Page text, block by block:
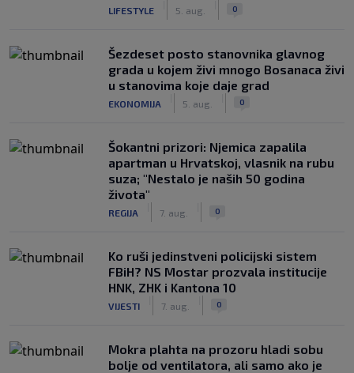
LIFESTYLE 5. aug. 0
Šezdeset posto stanovnika glavnog
grada u kojem živi mnogo Bosanaca živi
u stanovima koje daje grad
EKONOMIJA 5. aug. 0
Šokantni prizori: Njemica zapalila
apartman u Hrvatskoj, vlasnik na rubu
suza; "Nestalo je naših 50 godina
života"
REGIJA 7. aug. 0
Ko ruši jedinstveni policijski sistem
FBiH? NS Mostar prozvala institucije
HNK, ZHK i Kantona 10
VIJESTI 7. aug. 0
Mokra plahta na prozoru hladi sobu
bolje od ventilatora, ali samo ako je